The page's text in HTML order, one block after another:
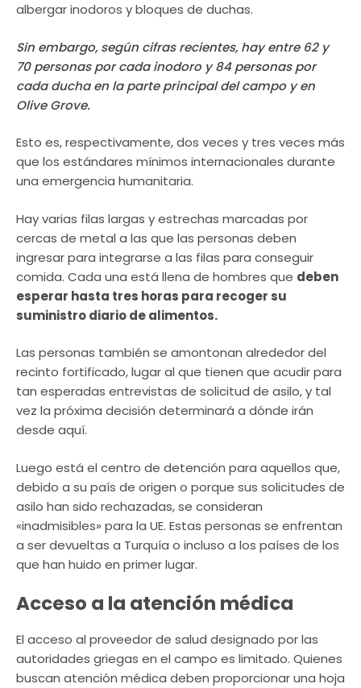
albergar inodoros y bloques de duchas.
Sin embargo, según cifras recientes, hay entre 62 y
70 personas por cada inodoro y 84 personas por
cada ducha en la parte principal del campo y en
Olive Grove.
Esto es, respectivamente, dos veces y tres veces más
que los estándares mínimos internacionales durante
una emergencia humanitaria.
Hay varias filas largas y estrechas marcadas por
cercas de metal a las que las personas deben
ingresar para integrarse a las filas para conseguir
comida. Cada una está llena de hombres que deben
esperar hasta tres horas para recoger su
suministro diario de alimentos.
Las personas también se amontonan alrededor del
recinto fortificado, lugar al que tienen que acudir para
tan esperadas entrevistas de solicitud de asilo, y tal
vez la próxima decisión determinará a dónde irán
desde aquí.
Luego está el centro de detención para aquellos que,
debido a su país de origen o porque sus solicitudes de
asilo han sido rechazadas, se consideran
«inadmisibles» para la UE. Estas personas se enfrentan
a ser devueltas a Turquía o incluso a los países de los
que han huido en primer lugar.
Acceso a la atención médica
El acceso al proveedor de salud designado por las
autoridades griegas en el campo es limitado. Quienes
buscan atención médica deben proporcionar una hoja